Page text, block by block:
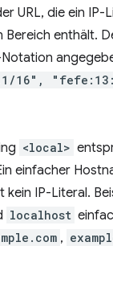
URL, die ein IP-
Bereich enthält.
16",
<local>
einfacher
kein IP-Literal.
localhost
,